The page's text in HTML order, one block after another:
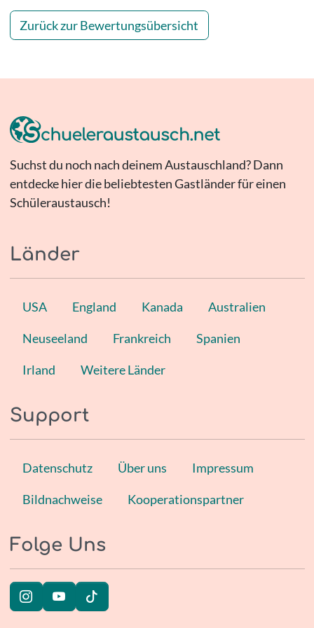
Zurück zur Bewertungsübersicht
Suchst du noch nach deinem Austauschland? Dann
entdecke hier die beliebtesten Gastländer für einen
Schüleraustausch!
Länder
USA England Kanada Australien
Neuseeland Frankreich Spanien
Irland Weitere Länder
Support
Datenschutz Über uns Impressum
Bildnachweise Kooperationspartner
Folge Uns